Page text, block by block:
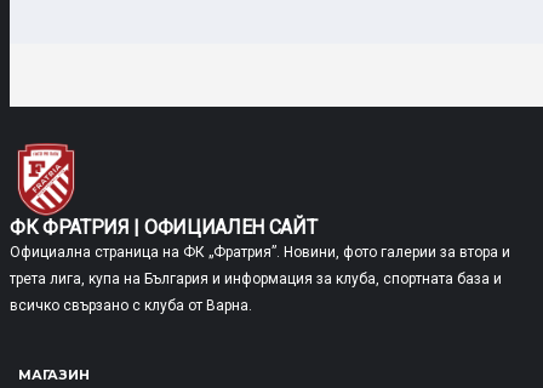
ФК ФРАТРИЯ | ОФИЦИАЛЕН САЙТ
Официална страница на ФК „Фратрия”. Новини, фото галерии за втора и
трета лига, купа на България и информация за клуба, спортната база и
всичко свързано с клуба от Варна.
МАГАЗИН